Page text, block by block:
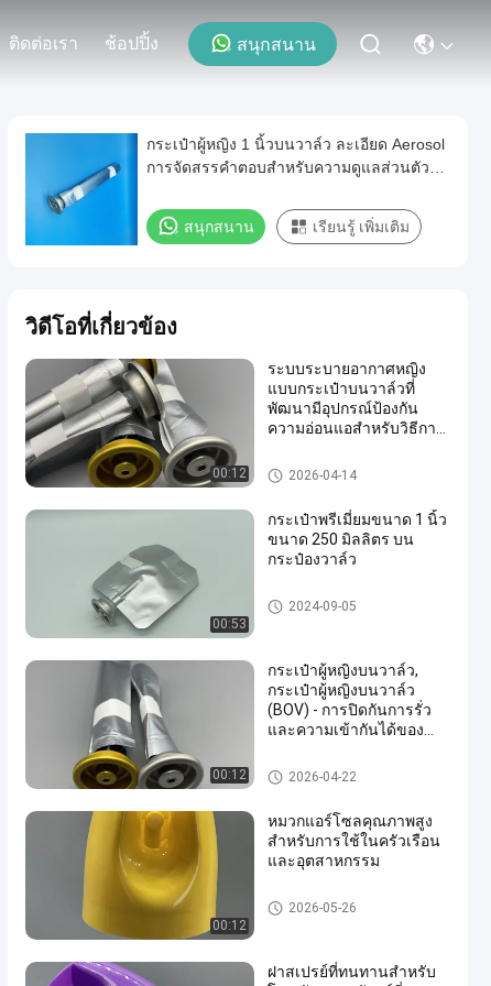
ติดต่อเรา ช้อปปิ้ง สนุกสนาน
กระเป๋าผู้หญิง 1 นิ้วบนวาล์ว ละเอียด Aerosol
การจัดสรรคําตอบสําหรับความดูแลส่วนตัว
สนุกสนาน เรียนรู้ เพิ่มเติม
วิดีโอที่เกี่ยวข้อง
00:12
ระบบระบายอากาศหญิง
แบบกระเป๋าบนวาล์วที่
พัฒนามีอุปกรณ์ป้องกัน
ความอ่อนแอสําหรับวิธีการ
ยม
Female aerosol bag on valve
2026-04-14
00:53
กระเป๋าพรีเมี่ยมขนาด 1 นิ้ว
ขนาด 250 มิลลิตร บน
กระป๋องวาล์ว
Female aerosol bag on valve
2024-09-05
00:12
กระเป๋าผู้หญิงบนวาล์ว,
กระเป๋าผู้หญิงบนวาล์ว
(BOV) - การปิดกันการรั่ว
และความเข้ากันได้ของ
Female aerosol bag on valve
2026-04-22
00:12
หมวกแอร์โซลคุณภาพสูง
สําหรับการใช้ในครัวเรือน
และอุตสาหกรรม
52mm aerosol spray cap
2026-05-26
ฝาสเปรย์ที่ทนทานสำหรับ